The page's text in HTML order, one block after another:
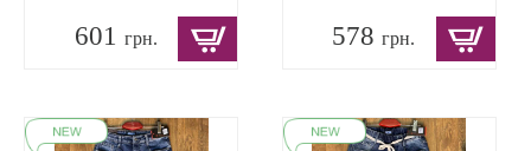
601 грн. 578грн.